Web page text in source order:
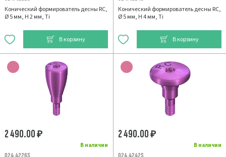
Конический формирователь десны RC,
Ø 5 мм, H 2 мм, Ti
В корзину
Конический формирователь десны RC,
Ø 5 мм, H 4 мм, Ti
В корзину
В наличии
2 490.00₽
024.4226S
В наличии
2 490.00₽
024.4242S